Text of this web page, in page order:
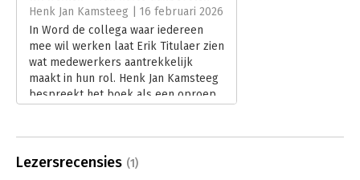
Hoofdrubriek: Persoonlijke effectiviteit
loopbaan
Henk Jan Kamsteeg | 16 februari 2026
In Word de collega waar iedereen
mee wil werken laat Erik Titulaer zien
wat medewerkers aantrekkelijk
maakt in hun rol. Henk Jan Kamsteeg
bespreekt het boek als een oproep
kunnen bouwen.
Lezersrecensies (1)